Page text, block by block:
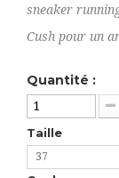
sneaker
Cush pour un
Quantité :
Taille
37